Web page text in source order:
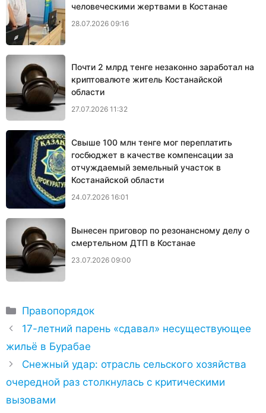
человеческими жертвами в Костанае
28.07.2026 09:16
Почти 2 млрд тенге незаконно заработал на
криптовалюте житель Костанайской
области
27.07.2026 11:32
Свыше 100 млн тенге мог переплатить
госбюджет в качестве компенсации за
отчуждаемый земельный участок в
Костанайской области
24.07.2026 16:01
Вынесен приговор по резонансному делу о
смертельном ДТП в Костанае
23.07.2026 09:00
Рубрики
Правопорядок
17-летний парень «сдавал» несуществующее
жильё в Бурабае
Снежный удар: отрасль сельского хозяйства
очередной раз столкнулась с критическими
вызовами